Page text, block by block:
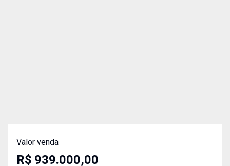
Valor venda
R$ 939.000,00